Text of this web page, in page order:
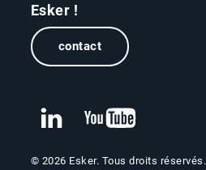
Esker !
contact
© 2026 Esker. Tous droits réservés.